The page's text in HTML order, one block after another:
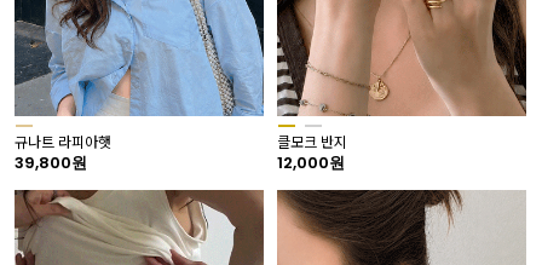
규나트 라피아햇
39,800원
클모크 반지
12,000원